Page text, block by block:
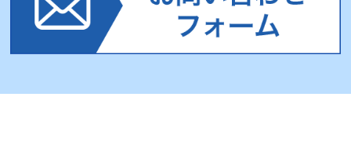
「第2回近畿デンタルサミット」演者・抄録
セミナー・講演会